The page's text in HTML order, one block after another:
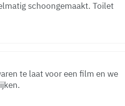
schoongemaakt. Toilet
te laat voor een film en we